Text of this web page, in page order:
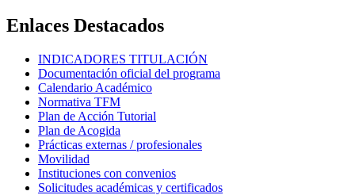
Enlaces Destacados
INDICADORES TITULACIÓN
Documentación oficial del programa
Calendario Académico
Normativa TFM
Plan de Acción Tutorial
Plan de Acogida
Prácticas externas / profesionales
Movilidad
Instituciones con convenios
Solicitudes académicas y certificados